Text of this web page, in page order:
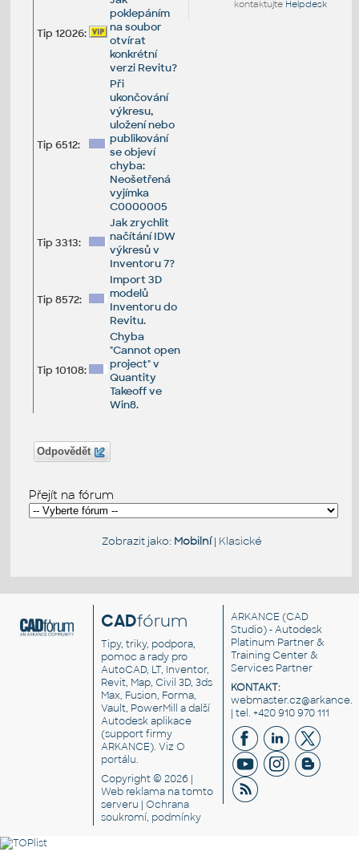
kontaktujte Helpdesk
Tip 12026:
poklepáním
na soubor
otvírat
konkrétní
verzi Revitu?
Tip 6512:
Při
ukončování
výkresu,
uložení nebo
publikování
se objeví
chyba:
Neošetřená
vyjímka
C0000005
Tip 3313:
Jak zrychlit
načítání IDW
výkresů v
Inventoru 7?
Tip 8572:
Import 3D
modelů
Inventoru do
Revitu.
Tip 10108:
Chyba
"Cannot open
project" v
Quantity
Takeoff ve
Win8.
Odpovědět
Přejít na fórum
Zobrazit jako: Mobilní| Klasické
CADfórum
Tipy, triky, podpora,
pomoc a rady pro
AutoCAD, LT, Inventor,
Revit, Map, Civil 3D, 3ds
Max, Fusion, Forma,
Vault, PowerMill a další
Autodesk aplikace
(support firmy
ARKANCE). VizO
portálu.
Copyright © 2026 |
Web reklama na tomto
serveru |Ochrana
soukromí, podmínky
ARKANCE (CAD
Studio) - Autodesk
Platinum Partner &
Training Center &
Services Partner
KONTAKT:
| tel. +420 910 970 111